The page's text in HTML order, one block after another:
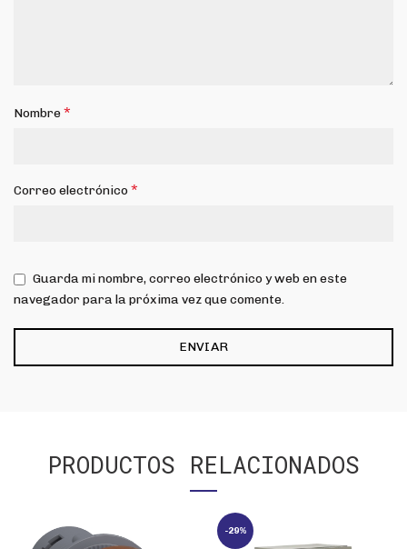
Nombre*
Correo electrónico*
Guarda mi nombre, correo electrónico y web en este
navegador para la próxima vez que comente.
PRODUCTOS RELACIONADOS
-29%